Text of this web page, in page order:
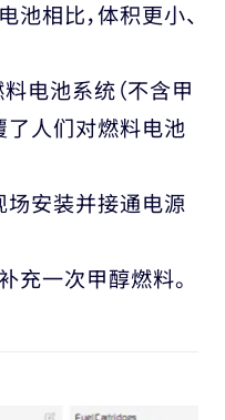
相比，体积更小、
电池系统（不含甲
了人们对燃料电池
场安装并接通电源
充一次甲醇燃料。